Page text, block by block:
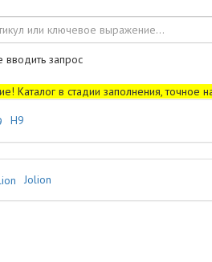
вводить запрос
Каталог в стадии заполнения, точное
H9
Jolion